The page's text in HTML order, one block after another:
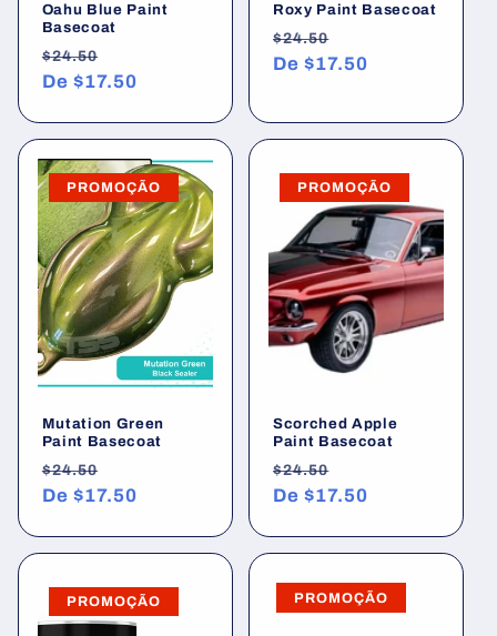
Oahu Blue Paint
Basecoat
Preço
normal
$24.50
promocional
De $17.50
Roxy Paint Basecoat
Preço
normal
$24.50
promocional
De$17.50
PROMOÇÃO
Mutation Green
Paint Basecoat
Preço
normal
$24.50
promocional
De $17.50
PROMOÇÃO
Scorched Apple
Paint Basecoat
Preço
normal
$24.50
promocional
De$17.50
PROMOÇÃO PROMOÇÃO